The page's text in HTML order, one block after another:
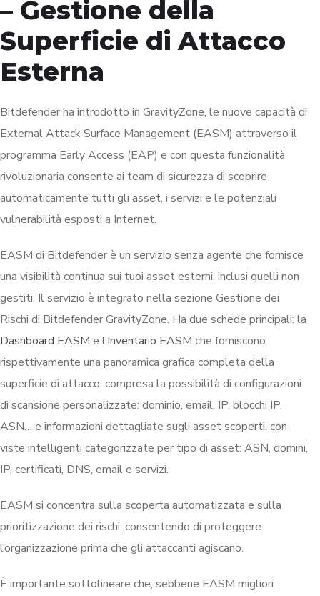
– Gestione della
Superficie di Attacco
Esterna
Bitdefender ha introdotto in GravityZone, le nuove capacità di
External Attack Surface Management (EASM) attraverso il
programma Early Access (EAP) e con questa funzionalità
rivoluzionaria consente ai team di sicurezza di scoprire
automaticamente tutti gli asset, i servizi e le potenziali
vulnerabilità esposti a Internet.
EASM di Bitdefender è un servizio senza agente che fornisce
una visibilità continua sui tuoi asset esterni, inclusi quelli non
gestiti. Il servizio è integrato nella sezione Gestione dei
Rischi di Bitdefender GravityZone. Ha due schede principali: la
Dashboard EASM e l’Inventario EASM che forniscono
rispettivamente una panoramica grafica completa della
superficie di attacco, compresa la possibilità di configurazioni
di scansione personalizzate: dominio, email, IP, blocchi IP,
ASN… e informazioni dettagliate sugli asset scoperti, con
viste intelligenti categorizzate per tipo di asset: ASN, domini,
IP, certificati, DNS, email e servizi.
EASM si concentra sulla scoperta automatizzata e sulla
prioritizzazione dei rischi, consentendo di proteggere
l’organizzazione prima che gli attaccanti agiscano.
È importante sottolineare che, sebbene EASM migliori